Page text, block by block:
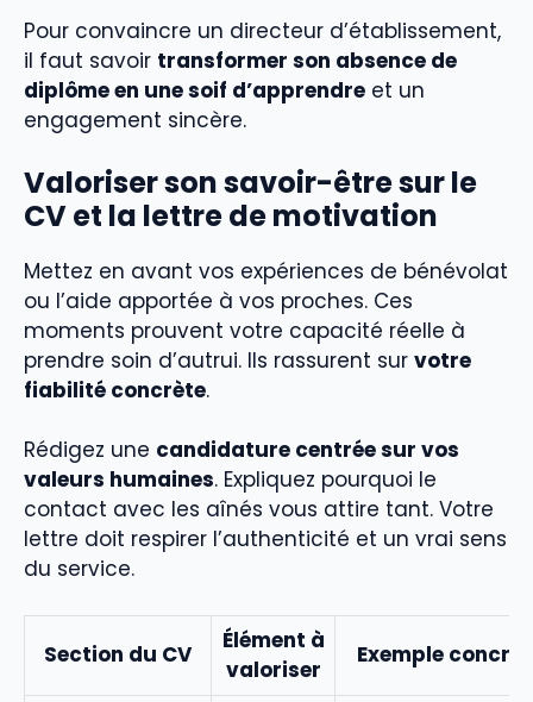
Pour convaincre un directeur d’établissement,
il faut savoir transformer son absence de
diplôme en une soif d’apprendre et un
engagement sincère.
Valoriser son savoir-être sur le
CV et la lettre de motivation
Mettez en avant vos expériences de bénévolat
ou l’aide apportée à vos proches. Ces
moments prouvent votre capacité réelle à
prendre soin d’autrui. Ils rassurent sur votre
fiabilité concrète.
Rédigez une candidature centrée sur vos
valeurs humaines. Expliquez pourquoi le
contact avec les aînés vous attire tant. Votre
lettre doit respirer l’authenticité et un vrai sens
du service.
Section du CV
Élément à
valoriser
Exemple concret